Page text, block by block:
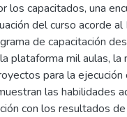
los capacitados, una
del curso acorde
de capacitación
plataforma mil aulas,
para la
las habilidades
con los resultados